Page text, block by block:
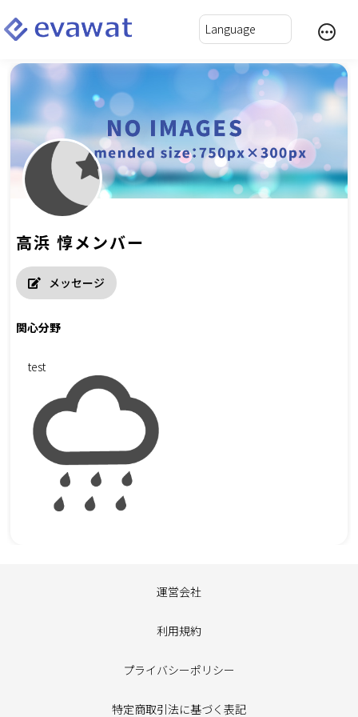
高浜 惇メンバー
メッセージ
関心分野
test
運営会社
利用規約
プライバシーポリシー
特定商取引法に基づく表記